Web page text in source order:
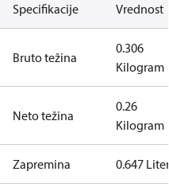
Specifikacije Vrednost
Bruto težina
0.306
Kilogram
Neto težina
0.26
Kilogram
Zapremina 0.647 Liter